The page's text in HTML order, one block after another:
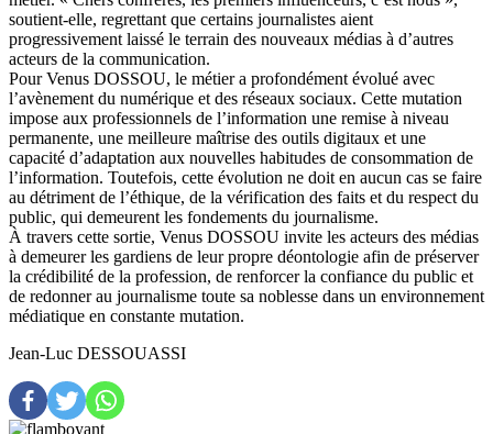
soutient-elle, regrettant que certains journalistes aient
progressivement laissé le terrain des nouveaux médias à d’autres
acteurs de la communication.
Pour Venus DOSSOU, le métier a profondément évolué avec
l’avènement du numérique et des réseaux sociaux. Cette mutation
impose aux professionnels de l’information une remise à niveau
permanente, une meilleure maîtrise des outils digitaux et une
capacité d’adaptation aux nouvelles habitudes de consommation de
l’information. Toutefois, cette évolution ne doit en aucun cas se faire
au détriment de l’éthique, de la vérification des faits et du respect du
public, qui demeurent les fondements du journalisme.
À travers cette sortie, Venus DOSSOU invite les acteurs des médias
à demeurer les gardiens de leur propre déontologie afin de préserver
la crédibilité de la profession, de renforcer la confiance du public et
de redonner au journalisme toute sa noblesse dans un environnement
médiatique en constante mutation.
Jean-Luc DESSOUASSI